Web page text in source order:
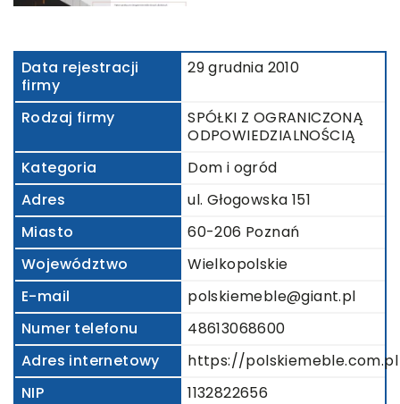
Data rejestracji
firmy
29 grudnia 2010
Rodzaj firmy
SPÓŁKI Z OGRANICZONĄ
ODPOWIEDZIALNOŚCIĄ
Kategoria
Dom i ogród
Adres
ul. Głogowska 151
Miasto
60-206 Poznań
Województwo
Wielkopolskie
E-mail
polskiemeble@giant.pl
Numer telefonu
48613068600
Adres internetowy
https://polskiemeble.com.pl
NIP
1132822656